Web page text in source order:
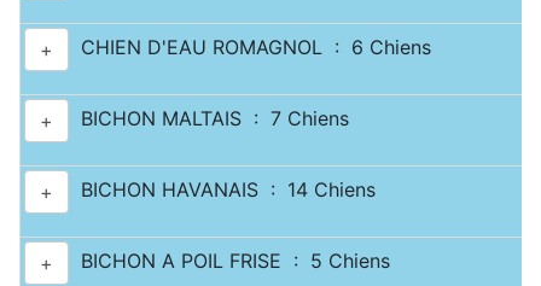
+ CHIEN D'EAU ROMAGNOL : 6 Chiens
+ BICHON MALTAIS : 7 Chiens
+ BICHON HAVANAIS : 14 Chiens
+ BICHON A POIL FRISE : 5 Chiens